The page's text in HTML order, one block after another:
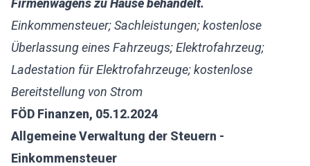
Firmenwagens zu Hause behandelt.
Einkommensteuer; Sachleistungen; kostenlose
Überlassung eines Fahrzeugs; Elektrofahrzeug;
Ladestation für Elektrofahrzeuge; kostenlose
Bereitstellung von Strom
FÖD Finanzen, 05.12.2024
Allgemeine Verwaltung der Steuern -
Einkommensteuer